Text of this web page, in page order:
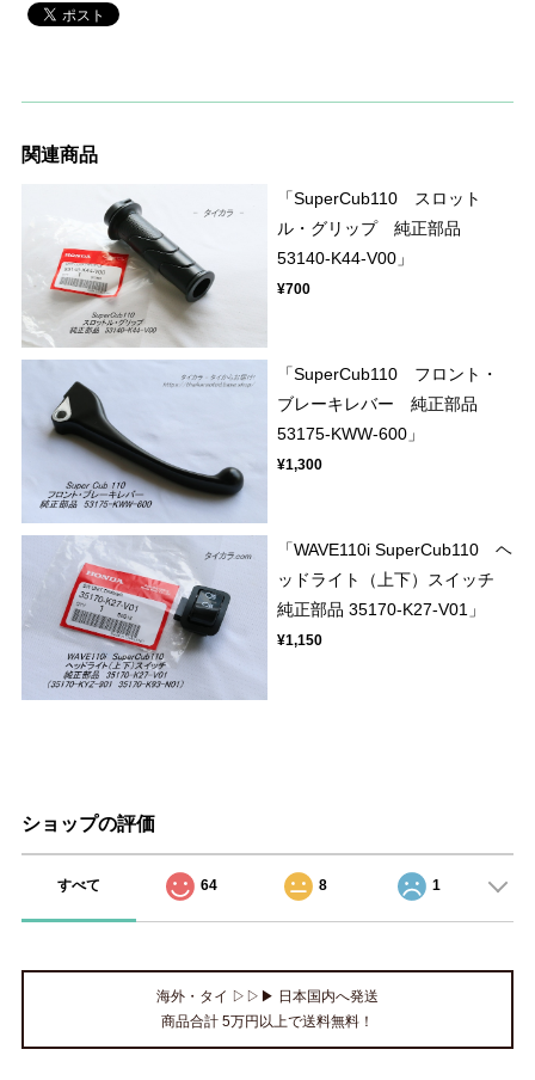
関連商品
「SuperCub110 スロット
ル・グリップ 純正部品
53140-K44-V00」
¥700
「SuperCub110 フロント・
ブレーキレバー 純正部品
53175-KWW-600」
¥1,300
「WAVE110i SuperCub110 ヘ
ッドライト（上下）スイッチ
純正部品 35170-K27-V01」
¥1,150
ショップの評価
すべて 64 8 1
海外・タイ ▷▷▶ 日本国内へ発送
商品合計 5万円以上で送料無料！